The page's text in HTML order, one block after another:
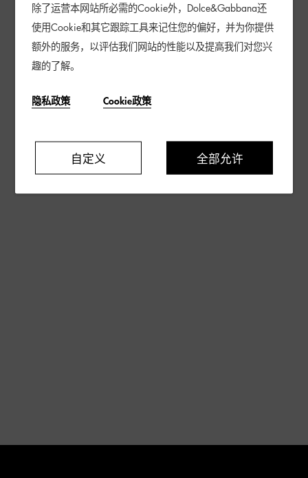
除了运营本网站所必需的Cookie外，Dolce&Gabbana还
使用Cookie和其它跟踪工具来记住您的偏好，并为你提供
额外的服务，以评估我们网站的性能以及提高我们对您兴
趣的了解。
隐私政策 Cookie政策
自定义 全部允许